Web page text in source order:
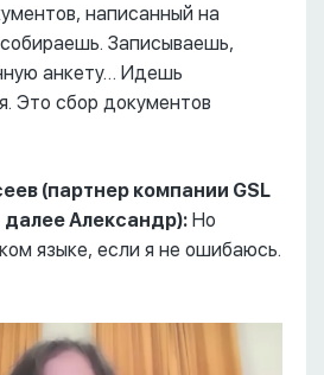
написанный на
Записываешь,
анкету… Идешь
Это сбор документов
(партнер компании GSL
далее Александр): Но
языке, если я не ошибаюсь.